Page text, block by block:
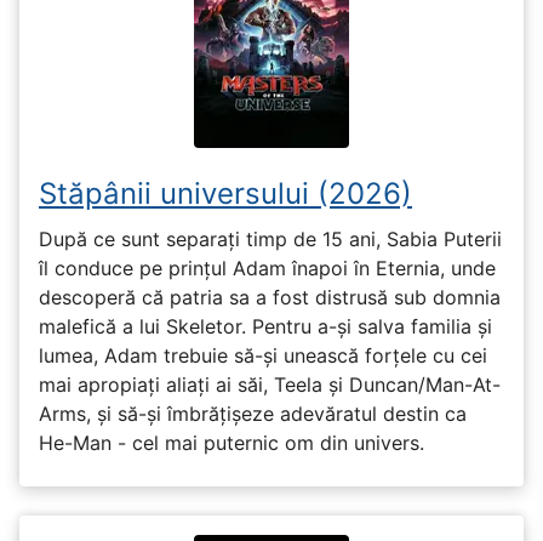
Stăpânii universului (2026)
După ce sunt separați timp de 15 ani, Sabia Puterii
îl conduce pe prințul Adam înapoi în Eternia, unde
descoperă că patria sa a fost distrusă sub domnia
malefică a lui Skeletor. Pentru a-și salva familia și
lumea, Adam trebuie să-și unească forțele cu cei
mai apropiați aliați ai săi, Teela și Duncan/Man-At-
Arms, și să-și îmbrățișeze adevăratul destin ca
He-Man - cel mai puternic om din univers.